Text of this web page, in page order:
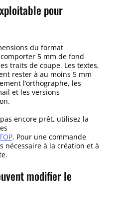
pour
du format
5 mm de fond
traits de coupe. Les textes,
rester à au moins 5 mm
l’orthographe, les
et les versions
encore prêt, utilisez la
. Pour une commande
nécessaire à la création et à
modifier le